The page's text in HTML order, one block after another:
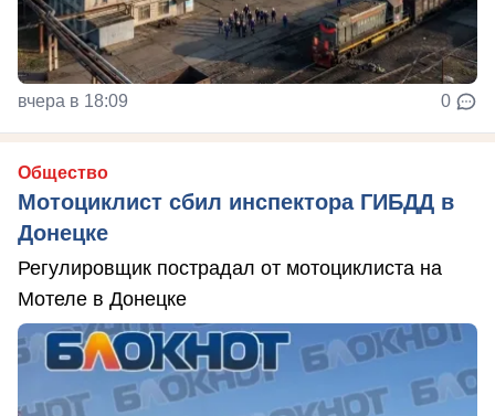
вчера в 18:09 0
Общество
Мотоциклист сбил инспектора ГИБДД в
Донецке
Регулировщик пострадал от мотоциклиста на
Мотеле в Донецке